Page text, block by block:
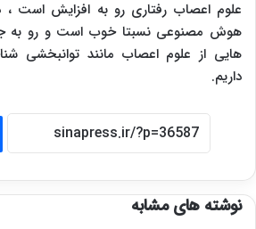
علوم اعصاب رفتاری رو به افزایش است
هوش مصنوعی نسبتا خوب است و رو به
هایی از علوم اعصاب مانند توانبخشی
داریم.
نوشته های مشابه